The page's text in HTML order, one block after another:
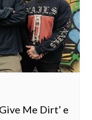
Me Dirt’ e